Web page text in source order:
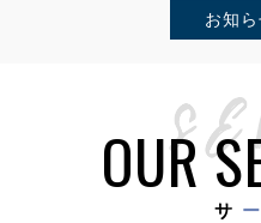
お知
OUR
サ ー